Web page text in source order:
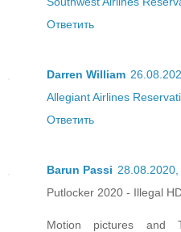
Ответить
Darren William
Allegiant Airlines
Ответить
Barun Passi 28.08.2020,
Putlocker 2020 - Illegal
Motion pictures and